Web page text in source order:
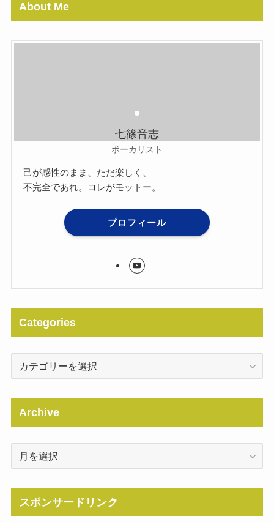
About Me
七篠音志
ボーカリスト
己が感性のまま、ただ楽しく、
不完全であれ。コレがモットー。
プロフィール
Categories
Categories
Archive
Archive
スポンサードリンク